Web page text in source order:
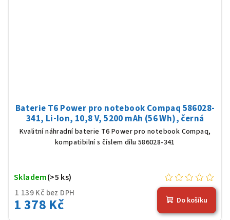
Baterie T6 Power pro notebook Compaq 586028-
341, Li-Ion, 10,8 V, 5200 mAh (56 Wh), černá
Kvalitní náhradní baterie T6 Power pro notebook Compaq,
kompatibilní s číslem dílu 586028-341
1 139 Kč bez DPH
1 378 Kč
Skladem(>5 ks)
Do košíku